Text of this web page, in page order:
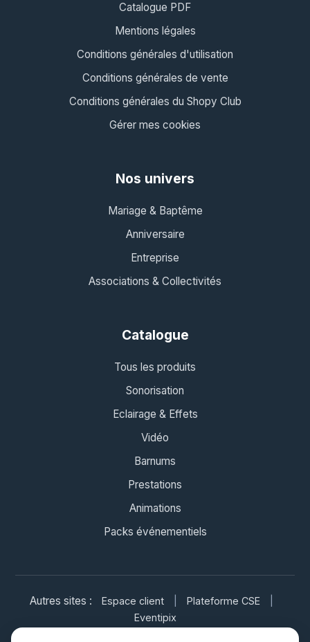
Catalogue PDF
Mentions légales
Conditions générales d'utilisation
Conditions générales de vente
Conditions générales du Shopy Club
Gérer mes cookies
Nos univers
Mariage & Baptême
Anniversaire
Entreprise
Associations & Collectivités
Catalogue
Tous les produits
Sonorisation
Eclairage & Effets
Vidéo
Barnums
Prestations
Animations
Packs événementiels
Autres sites : Espace client Plateforme CSE
Eventipix